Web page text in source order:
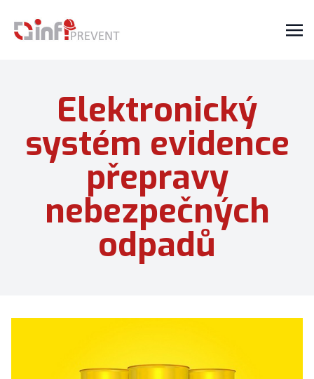
Elektronický
systém evidence
přepravy
nebezpečných
odpadů